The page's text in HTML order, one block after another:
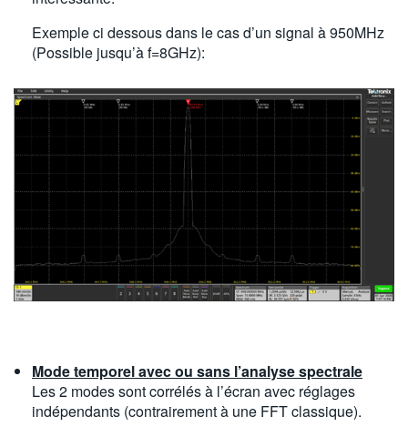
Exemple ci dessous dans le cas d’un signal à 950MHz
(Possible jusqu’à f=8GHz):
Mode temporel avec ou sans l’analyse spectrale
Les 2 modes sont corrélés à l’écran avec réglages
indépendants (contrairement à une FFT classique).